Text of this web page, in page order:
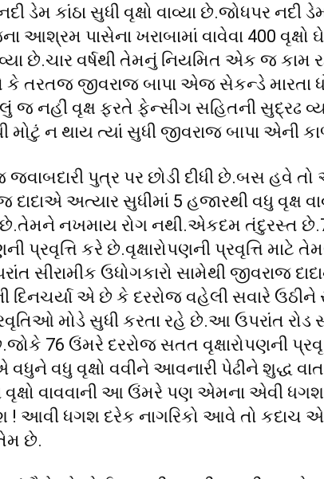
ડેમ કાંઠા સુધી વૃક્ષો વાવ્યા છે.જોધપર નદી
આશ્રમ પાસેના ખરાબામાં વાવેવા 400 વૃક્ષો
છે.ચાર વર્ષથી તેમનું નિયમિત એક જ કામ
કે તરતજ જીવરાજ બાપા એજ સેકન્ડે મારતા
જ નહીં વૃક્ષ ફરતે ફેન્સીગ સહિતની સુદ્રઢ
ન થાય ત્યાં સુધી જીવરાજ બાપા એની
જવાબદારી પુત્ર પર છોડી દીધી છે.બસ હવે
અત્યાર સુધીમાં 5 હજારથી વધુ વૃક્ષ
નખમાય રોગ નથી.એકદમ તંદુરસ્ત
પ્રવૃત્તિ કરે છે.વૃક્ષારોપણની પ્રવૃત્તિ માટે
સીરામીક ઉધોગકારો સામેથી જીવરાજ
એ છે કે દરરોજ વહેલી સવારે ઉઠીને
મોડે સુધી કરતા રહે છે.આ ઉપરાંત રોડ
76 ઉંમરે દરરોજ સતત વૃક્ષારોપણની
વધુ વૃક્ષો વવીને આવનારી પેઢીને શુદ્ધ
વાવવાની આ ઉંમરે પણ એમના એવી
ધગશ દરેક નાગરિકો આવે તો કદાચ
છે.